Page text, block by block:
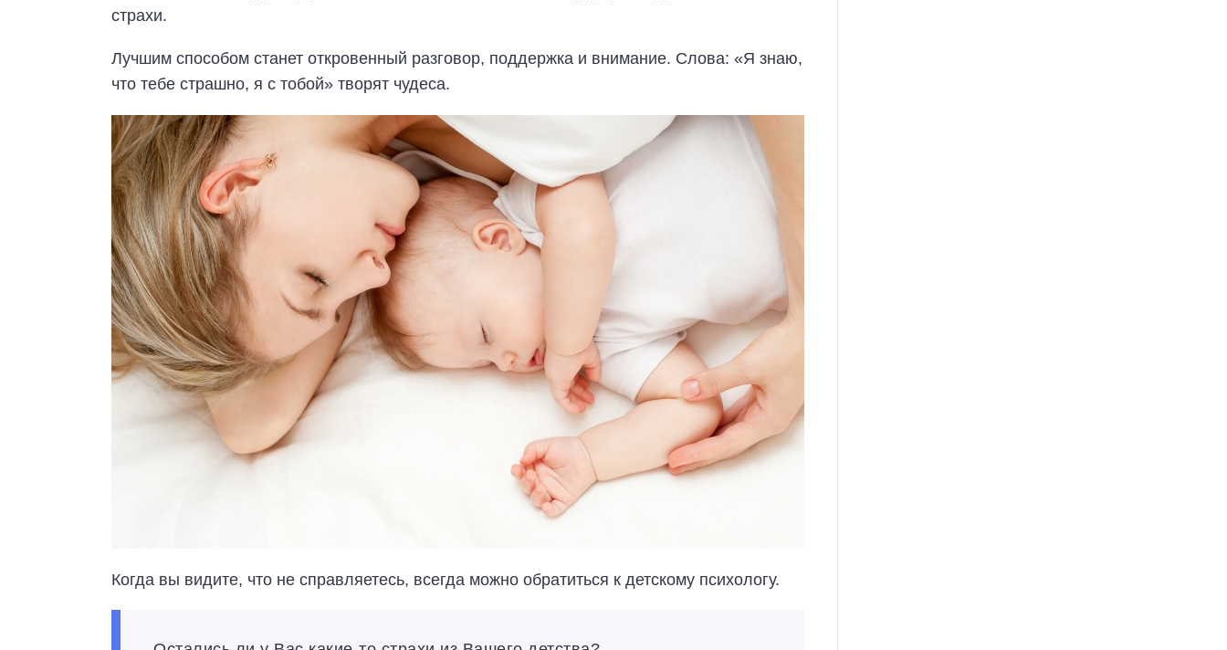
страхи.
Лучшим способом станет откровенный разговор, поддержка и внимание. Слова: «Я знаю,
что тебе страшно, я с тобой» творят чудеса.
Когда вы видите, что не справляетесь, всегда можно обратиться к детскому психологу.